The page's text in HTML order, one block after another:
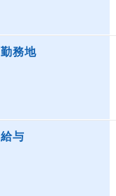
勤務地
給与